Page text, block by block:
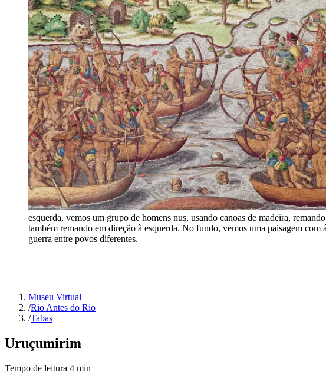
esquerda, vemos um grupo de homens nus, usando canoas de madeira,
também remando em direção à esquerda. No fundo, vemos uma paisagem
guerra entre povos diferentes.
Museu Virtual
/Rio Antes do Rio
/Tabas
Uruçumirim
Tempo de leitura 4 min